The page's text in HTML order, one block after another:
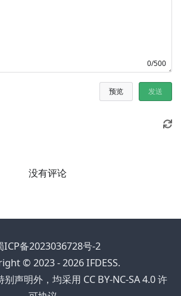
0/500
预览 发送
没有评论
ICP备2023036728号-2
© 2023 - 2026 IFDESS.
声明外，均采用 CC BY-NC-SA 4.0 许